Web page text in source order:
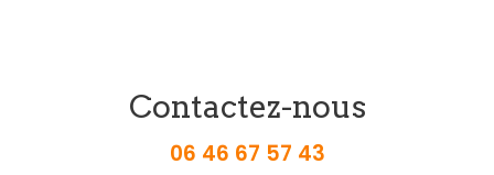
Contactez-nous
06 46 67 57 43